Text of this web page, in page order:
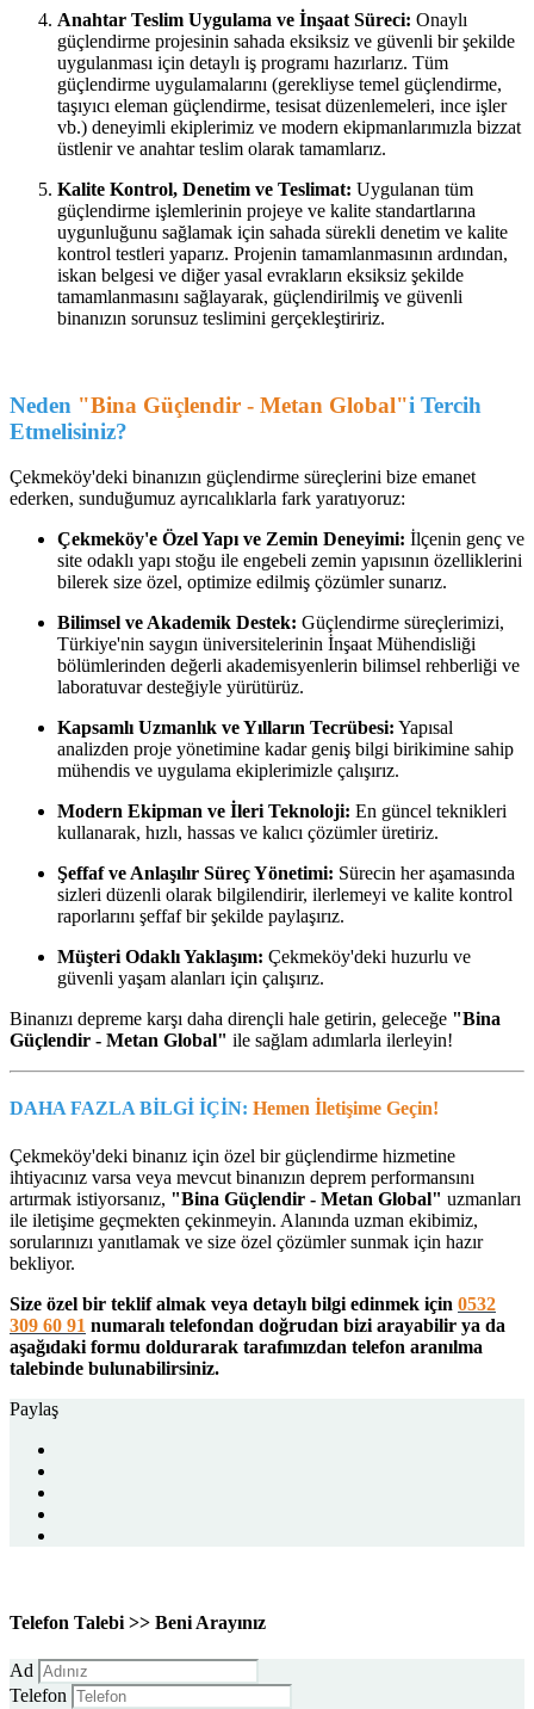
Anahtar Teslim Uygulama ve İnşaat Süreci: Onaylı
güçlendirme projesinin sahada eksiksiz ve güvenli bir şekilde
uygulanması için detaylı iş programı hazırlarız. Tüm
güçlendirme uygulamalarını (gerekliyse temel güçlendirme,
taşıyıcı eleman güçlendirme, tesisat düzenlemeleri, ince işler
vb.) deneyimli ekiplerimiz ve modern ekipmanlarımızla bizzat
üstlenir ve anahtar teslim olarak tamamlarız.
Kalite Kontrol, Denetim ve Teslimat: Uygulanan tüm
güçlendirme işlemlerinin projeye ve kalite standartlarına
uygunluğunu sağlamak için sahada sürekli denetim ve kalite
kontrol testleri yaparız. Projenin tamamlanmasının ardından,
iskan belgesi ve diğer yasal evrakların eksiksiz şekilde
tamamlanmasını sağlayarak, güçlendirilmiş ve güvenli
binanızın sorunsuz teslimini gerçekleştiririz.
Neden "Bina Güçlendir - Metan Global"i Tercih
Etmelisiniz?
Çekmeköy'deki binanızın güçlendirme süreçlerini bize emanet
ederken, sunduğumuz ayrıcalıklarla fark yaratıyoruz:
Çekmeköy'e Özel Yapı ve Zemin Deneyimi: İlçenin genç ve
site odaklı yapı stoğu ile engebeli zemin yapısının özelliklerini
bilerek size özel, optimize edilmiş çözümler sunarız.
Bilimsel ve Akademik Destek: Güçlendirme süreçlerimizi,
Türkiye'nin saygın üniversitelerinin İnşaat Mühendisliği
bölümlerinden değerli akademisyenlerin bilimsel rehberliği ve
laboratuvar desteğiyle yürütürüz.
Kapsamlı Uzmanlık ve Yılların Tecrübesi: Yapısal
analizden proje yönetimine kadar geniş bilgi birikimine sahip
mühendis ve uygulama ekiplerimizle çalışırız.
Modern Ekipman ve İleri Teknoloji: En güncel teknikleri
kullanarak, hızlı, hassas ve kalıcı çözümler üretiriz.
Şeffaf ve Anlaşılır Süreç Yönetimi: Sürecin her aşamasında
sizleri düzenli olarak bilgilendirir, ilerlemeyi ve kalite kontrol
raporlarını şeffaf bir şekilde paylaşırız.
Müşteri Odaklı Yaklaşım: Çekmeköy'deki huzurlu ve
güvenli yaşam alanları için çalışırız.
Binanızı depreme karşı daha dirençli hale getirin, geleceğe "Bina
Güçlendir - Metan Global" ile sağlam adımlarla ilerleyin!
DAHA FAZLA BİLGİ İÇİN: Hemen İletişime Geçin!
Çekmeköy'deki binanız için özel bir güçlendirme hizmetine
ihtiyacınız varsa veya mevcut binanızın deprem performansını
artırmak istiyorsanız, "Bina Güçlendir - Metan Global" uzmanları
ile iletişime geçmekten çekinmeyin. Alanında uzman ekibimiz,
sorularınızı yanıtlamak ve size özel çözümler sunmak için hazır
bekliyor.
Size özel bir teklif almak veya detaylı bilgi edinmek için 0532
309 60 91 numaralı telefondan doğrudan bizi arayabilir ya da
aşağıdaki formu doldurarak tarafımızdan telefon aranılma
talebinde bulunabilirsiniz.
Paylaş
Telefon Talebi >> Beni Arayınız
Ad
Telefon